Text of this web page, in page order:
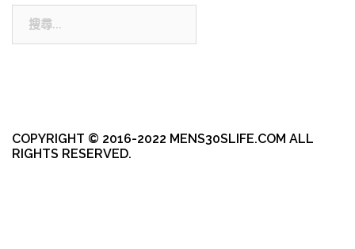
COPYRIGHT © 2016-2022 MENS30SLIFE.COM ALL
RIGHTS RESERVED.